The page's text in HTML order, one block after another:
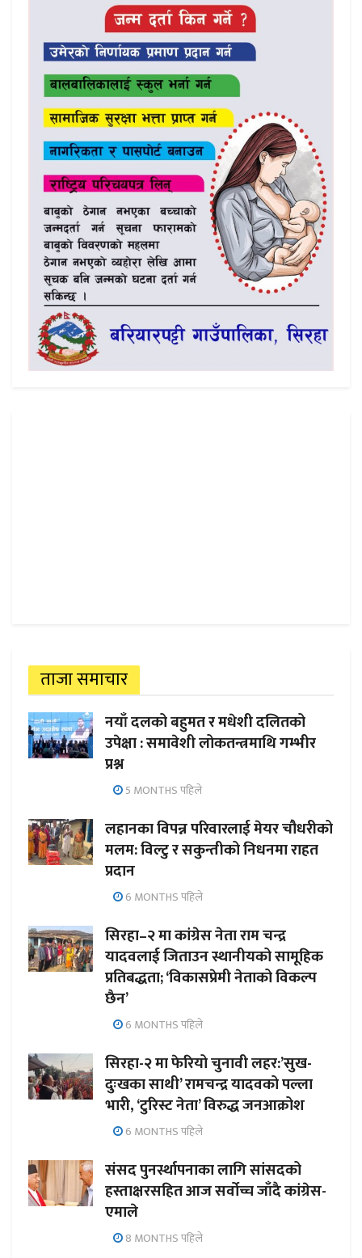
ताजा समाचार
नयाँ दलको बहुमत र मधेशी दलितको
उपेक्षा : समावेशी लोकतन्त्रमाथि गम्भीर
प्रश्न
5 MONTHS पहिले
लहानका विपन्न परिवारलाई मेयर चौधरीको
मलम: विल्टु र सकुन्तीको निधनमा राहत
प्रदान
6 MONTHS पहिले
सिरहा–२ मा कांग्रेस नेता राम चन्द्र
यादवलाई जिताउन स्थानीयको सामूहिक
प्रतिबद्धता; ‘विकासप्रेमी नेताको विकल्प
छैन’
6 MONTHS पहिले
सिरहा-२ मा फेरियो चुनावी लहर:’सुख-
दुःखका साथी’ रामचन्द्र यादवको पल्ला
भारी, ‘टुरिस्ट नेता’ विरुद्ध जनआक्रोश
6 MONTHS पहिले
संसद पुनर्स्थापनाका लागि सांसदको
हस्ताक्षरसहित आज सर्वोच्च जाँदै कांग्रेस-
एमाले
8 MONTHS पहिले